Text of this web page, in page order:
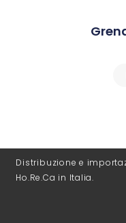
Distribuzione e
Ho.Re.Ca in Italia.